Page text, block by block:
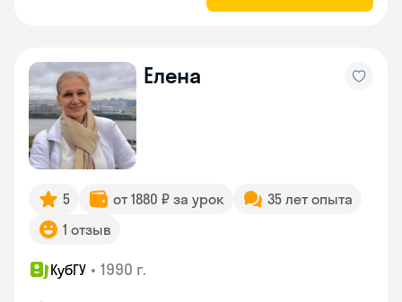
Елена
5 от 1880 ₽ за урок
35 лет опыта
1 отзыв
КубГУ • 1990 г.